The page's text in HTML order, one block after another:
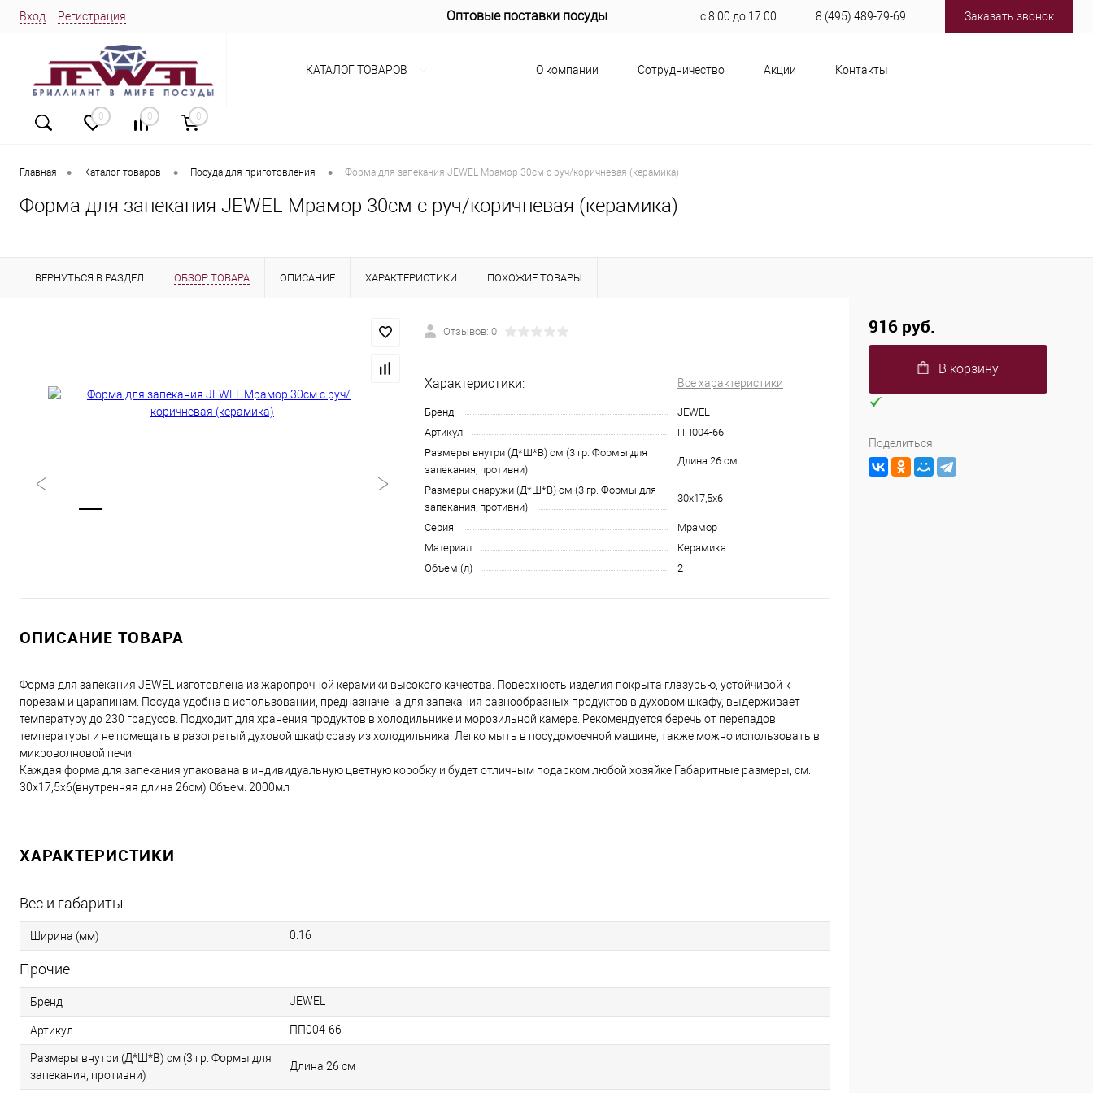
Вход Регистрация Оптовые поставки посуды с 8:00 до 17:00 8 (495) 489-79-69 Заказать звонок
О компании Сотрудничество Акции Контакты
0 0 0
КАТАЛОГ ТОВАРОВ
Главная • Каталог товаров • Посуда для приготовления • Форма для запекания JEWEL Мрамор 30см с руч/коричневая (керамика)
Форма для запекания JEWEL Мрамор 30см с руч/коричневая (керамика)
ВЕРНУТЬСЯ В РАЗДЕЛ ОБЗОР ТОВАРА ОПИСАНИЕ ХАРАКТЕРИСТИКИ ПОХОЖИЕ ТОВАРЫ
Отзывов: 0
Характеристики: Все характеристики
Бренд
JEWEL
Артикул
ПП004-66
Размеры внутри (Д*Ш*В) см (3 гр. Формы для
запекания, противни)
Длина 26 см
Размеры снаружи (Д*Ш*В) см (3 гр. Формы для
запекания, противни)
30x17,5x6
Серия
Мрамор
Материал
Керамика
Объем (л)
2
ОПИСАНИЕ ТОВАРА
Форма для запекания JEWEL изготовлена из жаропрочной керамики высокого качества. Поверхность изделия покрыта глазурью, устойчивой к
порезам и царапинам. Посуда удобна в использовании, предназначена для запекания разнообразных продуктов в духовом шкафу, выдерживает
температуру до 230 градусов. Подходит для хранения продуктов в холодильнике и морозильной камере. Рекомендуется беречь от перепадов
температуры и не помещать в разогретый духовой шкаф сразу из холодильника. Легко мыть в посудомоечной машине, также можно использовать в
микроволновой печи.
Каждая форма для запекания упакована в индивидуальную цветную коробку и будет отличным подарком любой хозяйке.Габаритные размеры, см:
30x17,5x6(внутренняя длина 26см) Объем: 2000мл
ХАРАКТЕРИСТИКИ
Вес и габариты
Ширина (мм) 0.16
Прочие
Бренд JEWEL
Артикул ПП004-66
Размеры внутри (Д*Ш*В) см (3 гр. Формы для
запекания, противни)
Длина 26 см
916 руб.
В корзину
Поделиться